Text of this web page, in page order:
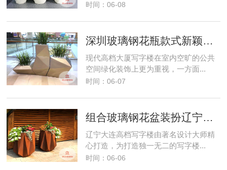
时间：06-08
深圳玻璃钢花瓶款式新颖绿化高档大厦写字楼
现代高档大厦写字楼在室内空旷的公共
空间绿化装饰上更为重视，一方面...
时间：06-07
组合玻璃钢花盆装扮辽宁大连高档写字楼优雅环境
辽宁大连高档写字楼由著名设计大师精
心打造，为打造独一无二的写字楼...
时间：06-06